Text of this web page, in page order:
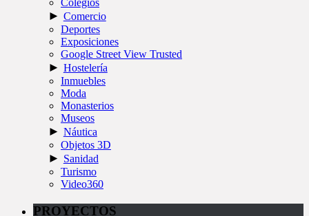
Colegios
► Comercio
Deportes
Exposiciones
Google Street View Trusted
► Hostelería
Inmuebles
Moda
Monasterios
Museos
► Náutica
Objetos 3D
► Sanidad
Turismo
Video360
PROYECTOS